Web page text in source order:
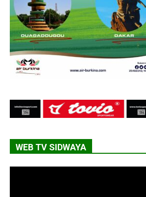
WEB TV SIDWAYA